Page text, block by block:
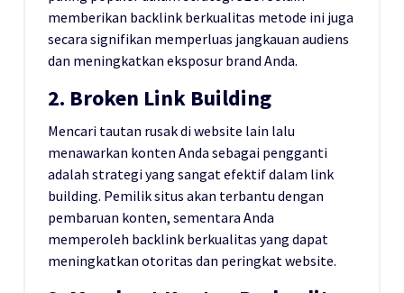
memberikan backlink berkualitas metode ini juga
secara signifikan memperluas jangkauan audiens
dan meningkatkan eksposur brand Anda.
2. Broken Link Building
Mencari tautan rusak di website lain lalu
menawarkan konten Anda sebagai pengganti
adalah strategi yang sangat efektif dalam link
building. Pemilik situs akan terbantu dengan
pembaruan konten, sementara Anda
memperoleh backlink berkualitas yang dapat
meningkatkan otoritas dan peringkat website.